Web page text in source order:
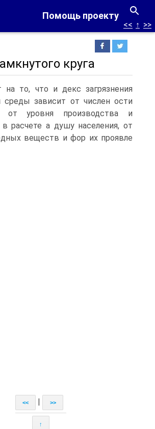
Помощь проекту
<< ↑ >>
круга
на то, что и декс загрязнения
зависит от числен ости
от уровня производства и
в расчете а душу населения, от
веществ и фор их проявле
<< >>
↑